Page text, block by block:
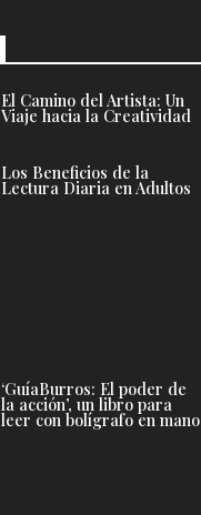
El Camino del Artista: Un
Viaje hacia la Creatividad
Los Beneficios de la
Lectura Diaria en Adultos
‘GuíaBurros: El poder de
la acción’, un libro para
leer con bolígrafo en mano